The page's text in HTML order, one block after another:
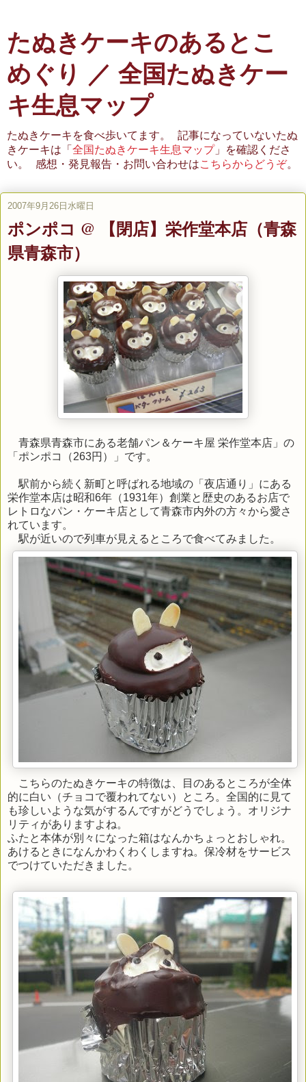
たぬきケーキのあるとこ
めぐり ／ 全国たぬきケー
キ生息マップ
たぬきケーキを食べ歩いてます。 記事になっていないたぬ
きケーキは「 全国たぬきケーキ生息マップ」を確認くださ
い。 感想・発見報告・お問い合わせはこちらからどうぞ。
2007年9月26日水曜日
ポンポコ @ 【閉店】栄作堂本店（青森
県青森市）
青森県青森市にある老舗パン＆ケーキ屋 栄作堂本店」の
「ポンポコ（263円）」です。
駅前から続く新町と呼ばれる地域の「夜店通り」にある
栄作堂本店は昭和6年（1931年）創業と歴史のあるお店で
レトロなパン・ケーキ店として青森市内外の方々から愛さ
れています。
駅が近いので列車が見えるところで食べてみました。
こちらのたぬきケーキの特徴は、目のあるところが全体
的に白い（チョコで覆われてない）ところ。全国的に見て
も珍しいような気がするんですがどうでしょう。オリジナ
リティがありますよね。
ふたと本体が別々になった箱はなんかちょっとおしゃれ。
あけるときになんかわくわくしますね。保冷材をサービス
でつけていただきました。